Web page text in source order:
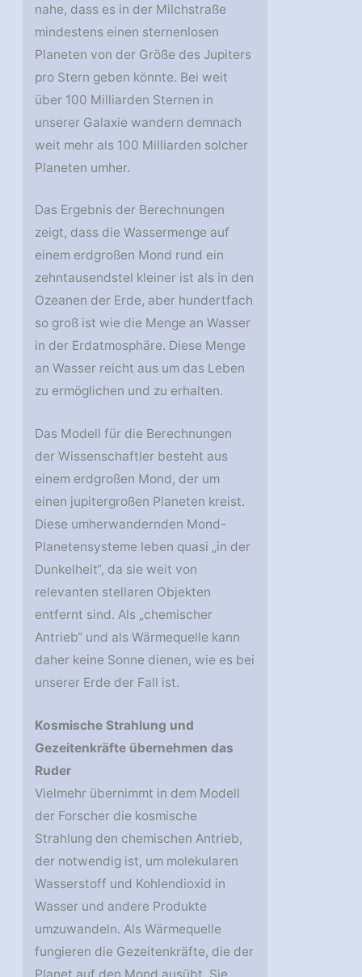
nahe, dass es in der Milchstraße
mindestens einen sternenlosen
Planeten von der Größe des Jupiters
pro Stern geben könnte. Bei weit
über 100 Milliarden Sternen in
unserer Galaxie wandern demnach
weit mehr als 100 Milliarden solcher
Planeten umher.
Das Ergebnis der Berechnungen
zeigt, dass die Wassermenge auf
einem erdgroßen Mond rund ein
zehntausendstel kleiner ist als in den
Ozeanen der Erde, aber hundertfach
so groß ist wie die Menge an Wasser
in der Erdatmosphäre. Diese Menge
an Wasser reicht aus um das Leben
zu ermöglichen und zu erhalten.
Das Modell für die Berechnungen
der Wissenschaftler besteht aus
einem erdgroßen Mond, der um
einen jupitergroßen Planeten kreist.
Diese umherwandernden Mond-
Planetensysteme leben quasi „in der
Dunkelheit“, da sie weit von
relevanten stellaren Objekten
entfernt sind. Als „chemischer
Antrieb“ und als Wärmequelle kann
daher keine Sonne dienen, wie es bei
unserer Erde der Fall ist.
Kosmische Strahlung und
Gezeitenkräfte übernehmen das
Ruder
Vielmehr übernimmt in dem Modell
der Forscher die kosmische
Strahlung den chemischen Antrieb,
der notwendig ist, um molekularen
Wasserstoff und Kohlendioxid in
Wasser und andere Produkte
umzuwandeln. Als Wärmequelle
fungieren die Gezeitenkräfte, die der